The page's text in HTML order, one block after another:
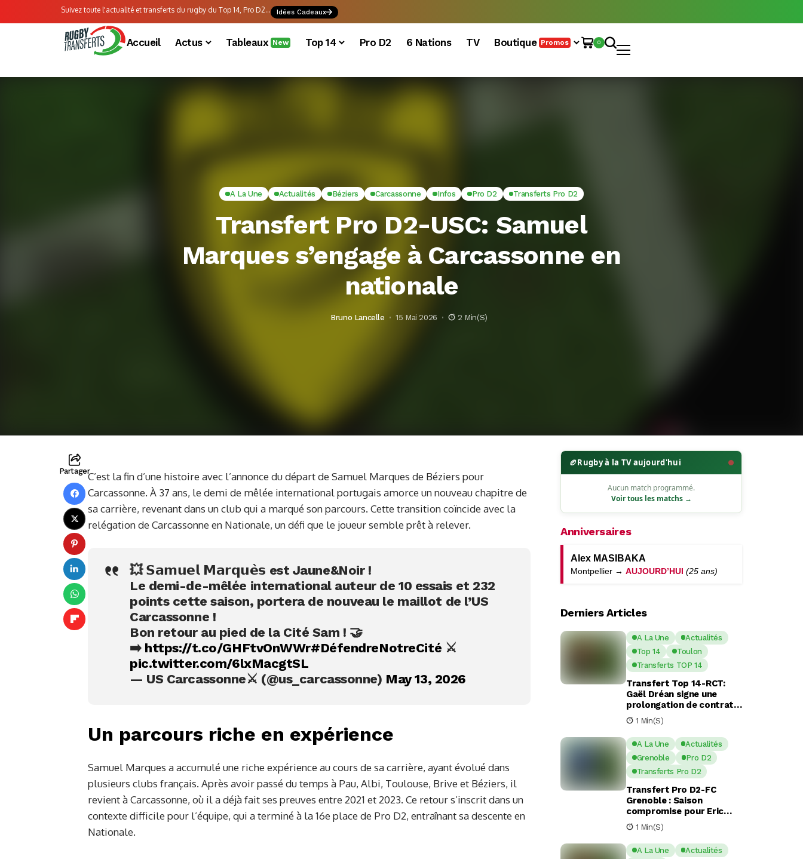
Suivez toute l'actualité et transferts du rugby du Top 14, Pro D2... Idées Cadeaux
Accueil Actus Tableaux New Top 14 Pro D2 6 Nations TV Boutique Promos 0
A La Une Actualités Béziers Carcassonne Infos Pro D2 Transferts Pro D2
Transfert Pro D2-USC: Samuel
Marques s’engage à Carcassonne en
nationale
Bruno Lancelle 15 Mai 2026 2 Min(s)
PartagerC’est la fin d’une histoire avec l’annonce du départ de Samuel Marques de Béziers pour
Carcassonne. À 37 ans, le demi de mêlée international portugais amorce un nouveau chapitre de
sa carrière, revenant dans un club qui a marqué son parcours. Cette transition coïncide avec la
relégation de Carcassonne en Nationale, un défi que le joueur semble prêt à relever.
💥 𝗦𝗮𝗺𝘂𝗲𝗹 𝗠𝗮𝗿𝗾𝘂𝗲̀𝘀 est Jaune&Noir !
Le demi-de-mêlée international auteur de 10 essais et 232
points cette saison, portera de nouveau le maillot de l’US
Carcassonne !
Bon retour au pied de la Cité Sam ! 🤝
➡️ https://t.co/GHFtvOnWWr#DéfendreNotreCité ⚔️
pic.twitter.com/6lxMacgtSL
— US Carcassonne⚔ (@us_carcassonne) May 13, 2026
Un parcours riche en expérience
Samuel Marques a accumulé une riche expérience au cours de sa carrière, ayant évolué dans
plusieurs clubs français. Après avoir passé du temps à Pau, Albi, Toulouse, Brive et Béziers, il
revient à Carcassonne, où il a déjà fait ses preuves entre 2021 et 2023. Ce retour s’inscrit dans un
contexte difficile pour l’équipe, qui a terminé à la 16e place de Pro D2, entraînant sa descente en
Nationale.
🏉Rugby à la TV aujourd'hui
Aucun match programmé.
Voir tous les matchs →
Anniversaires
Alex MASIBAKA
Montpellier → AUJOURD’HUI (25 ans)
Derniers Articles
A La Une
Actualités
Top 14
Toulon
Transferts TOP 14
Transfert Top 14-RCT:
Gaël Dréan signe une
prolongation de contrat
avec Toulon jusqu’en 2029
1 Min(s)
A La Une
Actualités
Grenoble
Pro D2
Transferts Pro D2
Transfert Pro D2-FC
Grenoble : Saison
compromise pour Eric
Escande apres une
commotion cérébrale
1 Min(s)
A La Une
Actualités